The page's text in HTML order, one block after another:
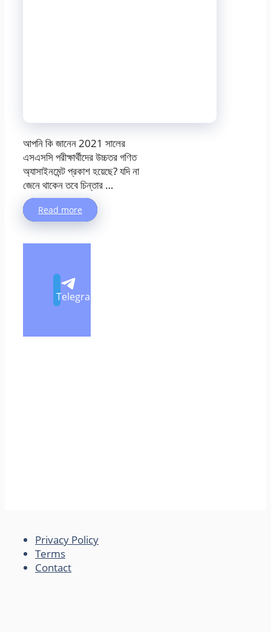
আপনি কি জানেন 2021 সালের
এসএসসি পরীক্ষার্থীদের উচ্চতর গণিত
অ্যাসাইনমেন্ট প্রকাশ হয়েছে? যদি না
জেনে থাকেন তবে চিন্তার …
Read more
Telegram
Privacy Policy
Terms
Contact